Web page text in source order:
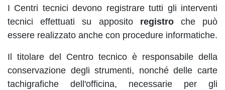
I Centri tecnici devono registrare tutti gli interventi
tecnici effettuati su apposito registroche può
essere realizzato anche con procedure informatiche.
Il titolare del Centro tecnico è responsabile della
conservazione degli strumenti, nonché delle carte
tachigrafiche dell'officina, necessarie per gli